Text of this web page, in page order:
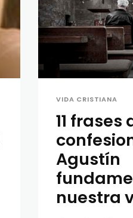
VIDA CRISTIANA
11 frases
Agustín
nuestra